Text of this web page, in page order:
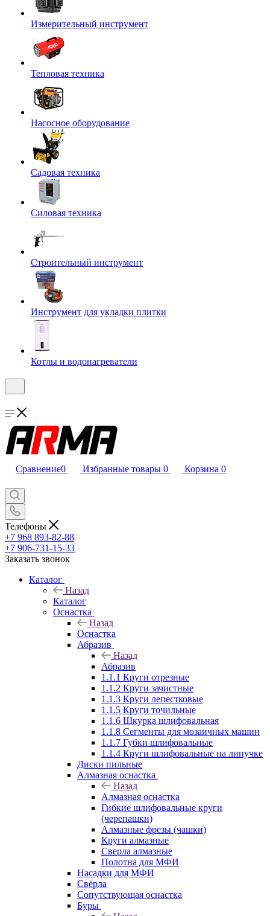
Измерительный инструмент
Тепловая техника
Насосное оборудование
Садовая техника
Силовая техника
Строительный инструмент
Инструмент для укладки плитки
Котлы и водонагреватели
Сравнение0 Избранные товары 0 Корзина 0
Телефоны
+7 968 893-82-88
+7 906-731-15-33
Заказать звонок
Каталог
Назад
Каталог
Оснастка
Назад
Оснастка
Абразив
Назад
Абразив
1.1.1 Круги отрезные
1.1.2 Круги зачистные
1.1.3 Круги лепестковые
1.1.5 Круги точильные
1.1.6 Шкурка шлифовальная
1.1.8 Сегменты для мозаичных машин
1.1.7 Губки шлифовальные
1.1.4 Круги шлифовальные на липучке
Диски пильные
Алмазная оснастка
Назад
Алмазная оснастка
Гибкие шлифовальные круги
(черепашки)
Алмазные фрезы (чашки)
Круги алмазные
Сверла алмазные
Полотна для МФИ
Насадки для МФИ
Свёрла
Сопутствующая оснастка
Буры